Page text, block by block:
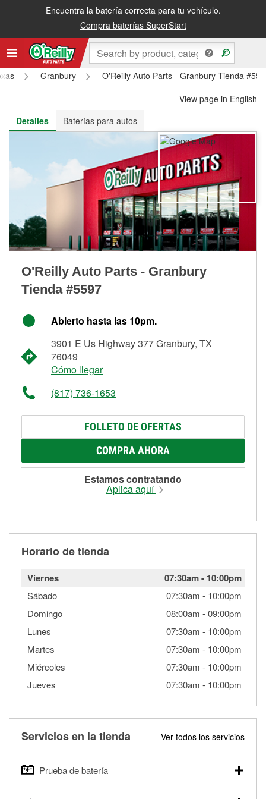
Encuentra la batería correcta para tu vehículo.
Compra baterías SuperStart
Recibe tu orden gratis al día siguiente o recógela en la tienda
Granbury
O'Reilly Auto Parts - Granbury Tienda
View page in English
Detalles
Baterías para autos
O'Reilly Auto Parts - Granbury
Tienda #5597
Abierto hasta las 10pm.
3901 E Us Highway 377 Granbury, TX
76049
Cómo llegar
(817) 736-1653
FOLLETO DE OFERTAS
COMPRA AHORA
Estamos contratando
Aplica aquí
Horario de tienda
Viernes 07:30am- 10:00pm
Sábado 07:30am - 10:00pm
Domingo
08:00am -09:00pm
Lunes
07:30am - 10:00pm
Martes
07:30am - 10:00pm
Miércoles
07:30am - 10:00pm
Jueves
07:30am - 10:00pm
Servicios en la tienda Ver todos los servicios
Prueba de batería